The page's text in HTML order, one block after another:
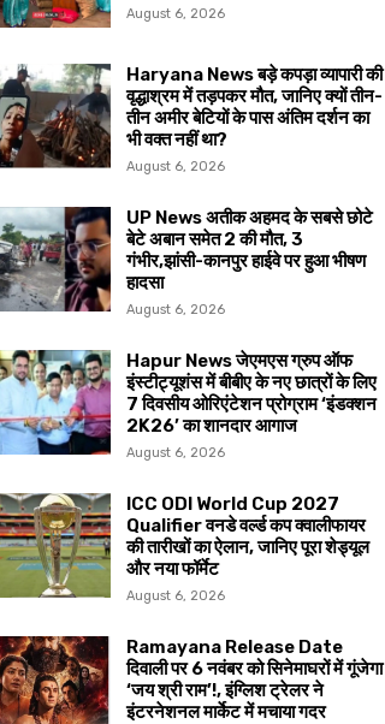
August 6, 2026
Haryana News बड़े कपड़ा व्यापारी की
वृद्धाश्रम में तड़पकर मौत, जानिए क्यों तीन-
तीन अमीर बेटियों के पास अंतिम दर्शन का
भी वक्त नहीं था?
August 6, 2026
UP News अतीक अहमद के सबसे छोटे
बेटे अबान समेत 2 की मौत, 3
गंभीर,झांसी-कानपुर हाईवे पर हुआ भीषण
हादसा
August 6, 2026
Hapur News जेएमएस ग्रुप ऑफ
इंस्टीट्यूशंस में बीबीए के नए छात्रों के लिए
7 दिवसीय ओरिएंटेशन प्रोग्राम ‘इंडक्शन
2K26’ का शानदार आगाज
August 6, 2026
ICC ODI World Cup 2027
Qualifier वनडे वर्ल्ड कप क्वालीफायर
की तारीखों का ऐलान, जानिए पूरा शेड्यूल
और नया फॉर्मेट
August 6, 2026
Ramayana Release Date
दिवाली पर 6 नवंबर को सिनेमाघरों में गूंजेगा
‘जय श्री राम’!, इंग्लिश ट्रेलर ने
इंटरनेशनल मार्केट में मचाया गदर